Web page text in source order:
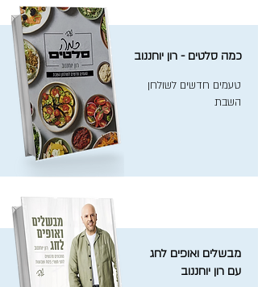
כמה סלטים - רון יוחננוב
טעמים חדשים לשולחן
השבת
מבשלים ואופים לחג
עם רון יוחננוב